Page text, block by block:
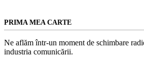
PRIMA MEA CARTE
Ne aflăm într-un moment de schimbare
industria comunicării.